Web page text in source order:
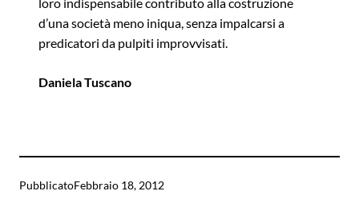
d’una società meno iniqua, senza impalcarsi a
predicatori da pulpiti improvvisati.
Daniela Tuscano
PubblicatoFebbraio 18, 2012